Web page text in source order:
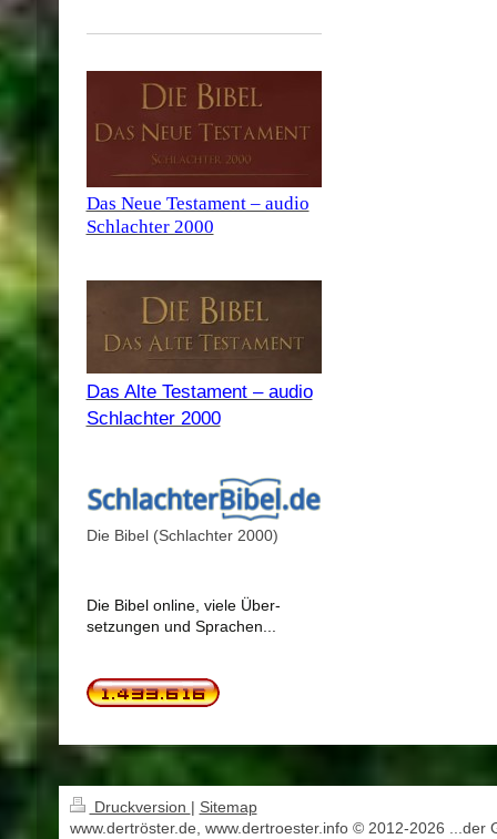
Das Neue Testament – audio
Schlachter 2000
Das Alte Testament – audio
Schlachter 2000
Die Bibel (Schlachter 2000)
Die Bibel online, viele Über-
setzungen und Sprachen...
Druckversion | Sitemap
www.dertröster.de, www.dertroester.info © 2012-2026 ...der